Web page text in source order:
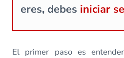
eres, debes iniciar
El primer paso es